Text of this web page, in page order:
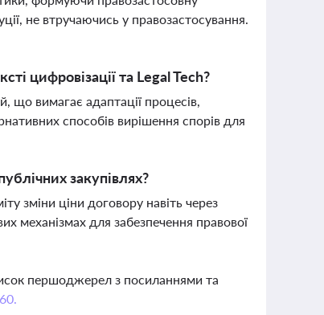
не втручаючись у правозастосування.
цифровізації та Legal Tech?
що вимагає адаптації процесів,
способів вирішення спорів для
закупівлях?
зміни ціни договору навіть через
механізмах для забезпечення правової
першоджерел з посиланнями та